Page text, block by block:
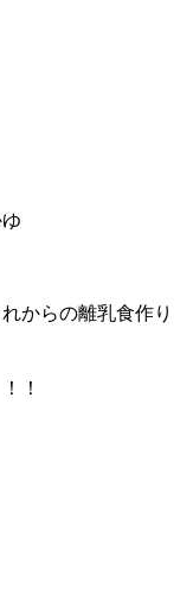
からの離乳食作り
！